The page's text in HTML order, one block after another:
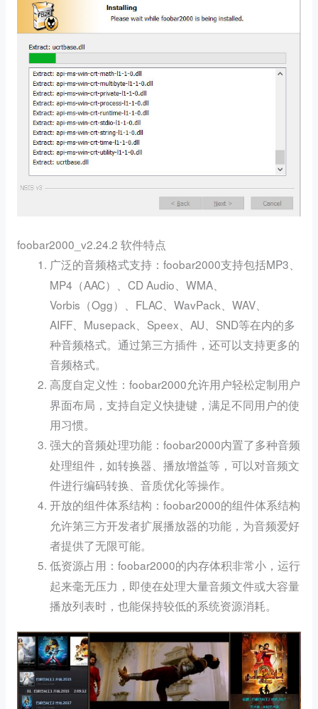
foobar2000_v2.24.2 软件特点
广泛的音频格式支持 ：foobar2000支持包括MP3、
MP4（AAC）、CD Audio、WMA、
Vorbis（Ogg）、FLAC、WavPack、WAV、
AIFF、Musepack、Speex、AU、SND等在内的多
种音频格式。通过第三方插件，还可以支持更多的
音频格式。
高度自定义性 ：foobar2000允许用户轻松定制用户
界面布局，支持自定义快捷键，满足不同用户的使
用习惯。
强大的音频处理功能 ：foobar2000内置了多种音频
处理组件，如转换器、播放增益等，可以对音频文
件进行编码转换、音质优化等操作。
开放的组件体系结构 ：foobar2000的组件体系结构
允许第三方开发者扩展播放器的功能，为音频爱好
者提供了无限可能。
低资源占用 ：foobar2000的内存体积非常小，运行
起来毫无压力，即使在处理大量音频文件或大容量
播放列表时，也能保持较低的系统资源消耗。